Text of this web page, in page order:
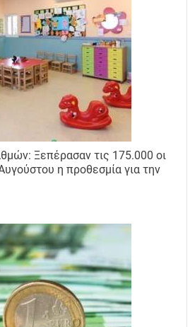
Ξεπέρασαν τις 175.000 οι
η προθεσμία για την